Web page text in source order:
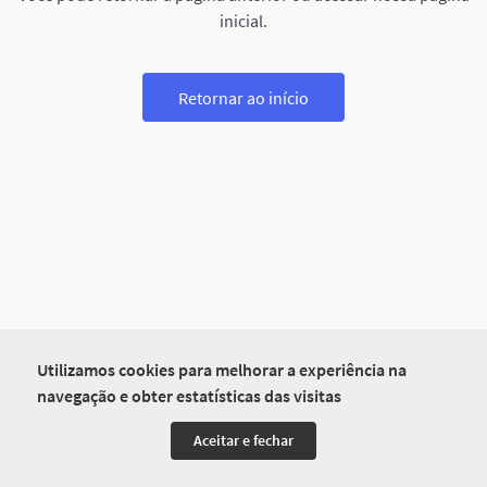
Utilizamos cookies para melhorar a experiência na
navegação e obter estatísticas das visitas
Aceitar e fechar
inicial.
Retornar ao início